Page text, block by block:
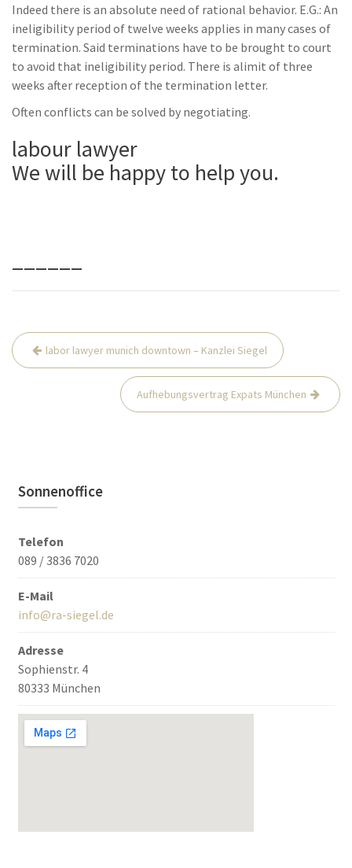
Indeed there is an absolute need of rational behavior. E.G.: An
ineligibility period of twelve weeks applies in many cases of
termination. Said terminations have to be brought to court
to avoid that ineligibility period. There is alimit of three
weeks after reception of the termination letter.
Often conflicts can be solved by negotiating.
labour lawyer
We will be happy to help you.
Beitrags-
Navigation
labor lawyer munich downtown – Kanzlei Siegel
Aufhebungsvertrag Expats München
Sonnenoffice
Telefon
089 / 3836 7020
E-Mail
info@ra-siegel.de
Adresse
Sophienstr. 4
80333 München